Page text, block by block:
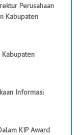
Perusahaan
Kabupaten
Informasi
KIP Award